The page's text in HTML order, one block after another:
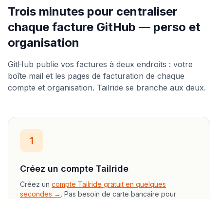
Trois minutes pour centraliser
chaque facture GitHub — perso et
organisation
GitHub publie vos factures à deux endroits : votre
boîte mail et les pages de facturation de chaque
compte et organisation. Tailride se branche aux deux.
1
Créez un compte Tailride
Créez un compte Tailride gratuit en quelques
secondes → . Pas besoin de carte bancaire pour